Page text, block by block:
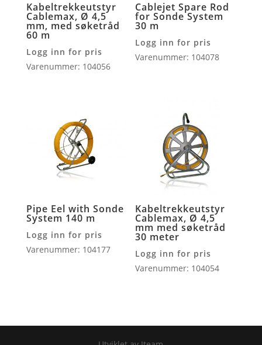
Kabeltrekkeutstyr
Cablemax, Ø 4,5
mm, med søketråd
60 m
Logg inn for pris
Varenummer: 104056
Cablejet Spare Rod
for Sonde System
30 m
Logg inn for pris
Varenummer: 104078
Pipe Eel with Sonde
System 140 m
Logg inn for pris
Varenummer: 104177
Kabeltrekkeutstyr
Cablemax, Ø 4,5
mm med søketråd
30 meter
Logg inn for pris
Varenummer: 104054